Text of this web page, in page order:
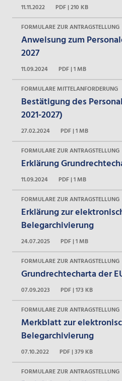
11.11.2022
PDF | 210 KB
FORMULARE ZUR ANTRAGSTELLUNG
Anweisung zum
2027
11.09.2024
PDF | 1 MB
FORMULARE MITTELANFORDERUNG
Bestätigung des
2021-2027)
27.02.2024
PDF | 1 MB
FORMULARE ZUR ANTRAGSTELLUNG
Erklärung
11.09.2024
PDF | 1 MB
FORMULARE ZUR ANTRAGSTELLUNG
Erklärung zur
Belegarchivierung
24.07.2025
PDF | 1 MB
FORMULARE ZUR ANTRAGSTELLUNG
Grundrechtecharta der
07.09.2023
PDF | 173 KB
FORMULARE ZUR ANTRAGSTELLUNG
Merkblatt zur
Belegarchivierung
07.10.2022
PDF | 379 KB
FORMULARE ZUR ANTRAGSTELLUNG